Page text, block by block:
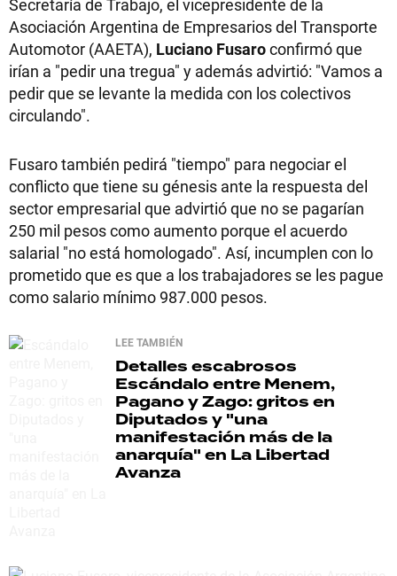
Secretaría de Trabajo, el vicepresidente de la
Asociación Argentina de Empresarios del Transporte
Automotor (AAETA), Luciano Fusaroconfirmó que
irían a "pedir una tregua" y además advirtió: "Vamos a
pedir que se levante la medida con los colectivos
circulando".
Fusaro también pedirá "tiempo" para negociar el
conflicto que tiene su génesis ante la respuesta del
sector empresarial que advirtió que no se pagarían
250 mil pesos como aumento porque el acuerdo
salarial "no está homologado". Así, incumplen con lo
prometido que es que a los trabajadores se les pague
como salario mínimo 987.000 pesos.
LEE TAMBIÉN
Detalles escabrosos
Escándalo entre Menem,
Pagano y Zago: gritos en
Diputados y "una
manifestación más de la
anarquía" en La Libertad
Avanza